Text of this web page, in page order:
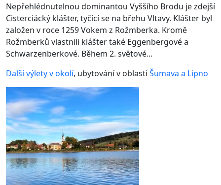
Nepřehlédnutelnou dominantou Vyššího Brodu je zdejší
Cisterciácký klášter, tyčící se na břehu Vltavy. Klášter byl
založen v roce 1259 Vokem z Rožmberka. Kromě
Rožmberků vlastnili klášter také Eggenbergové a
Schwarzenberkové. Během 2. světové...
Další výlety v okolí, ubytování v oblasti Šumava a Lipno